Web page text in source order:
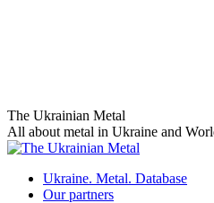
Skip
to
content
The Ukrainian Metal
All about metal in Ukraine and
Ukraine. Metal. Database
Our partners